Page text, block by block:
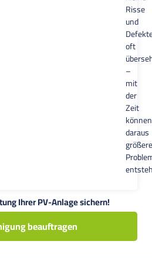
Risse
und
oft
–
mit
der
Zeit
können
daraus
größere
Ihrer PV-Anlage sichern!
beauftragen